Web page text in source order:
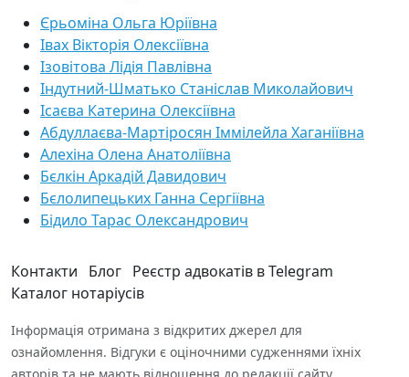
Єрьоміна Ольга Юріївна
Івах Вікторія Олексіївна
Ізовітова Лідія Павлівна
Індутний-Шматько Станіслав Миколайович
Ісаєва Катерина Олексіївна
Абдуллаєва-Мартіросян Іммілейла Хаганіївна
Алехіна Олена Анатоліївна
Бєлкін Аркадій Давидович
Бєлолипецьких Ганна Сергіївна
Бідило Тарас Олександрович
Контакти Блог Реєстр адвокатів в Telegram
Каталог нотаріусів
Інформація отримана з відкритих джерел для
ознайомлення. Відгуки є оціночними судженнями їхніх